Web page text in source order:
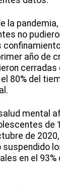
la
no
año de
cerradas
80% del
mental
de
de
suspendido
en el 93%